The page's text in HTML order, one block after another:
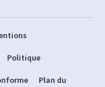
Politique
Plan du